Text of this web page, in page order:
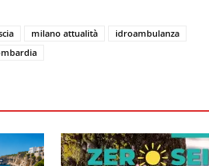
milano attualità
idroambulanza